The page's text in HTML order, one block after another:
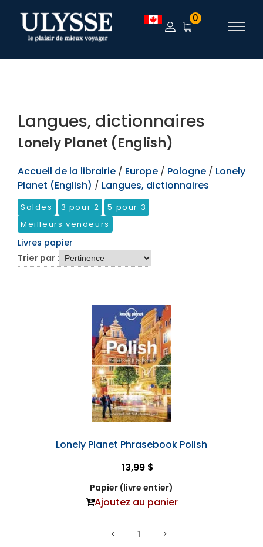
TEST 0
Langues, dictionnaires
Lonely Planet (English)
Accueil de la librairie / Europe / Pologne / Lonely
Planet (English) / Langues, dictionnaires
Soldes 3 pour 2
5 pour 3
Meilleurs vendeurs
Livres papier
Trier par :
Lonely Planet Phrasebook Polish
13,99 $
Papier (livre entier)
Ajoutez au panier
1